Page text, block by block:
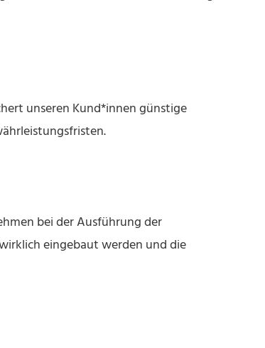
unseren Kund*innen günstige
bei der Ausführung der
eingebaut werden und die